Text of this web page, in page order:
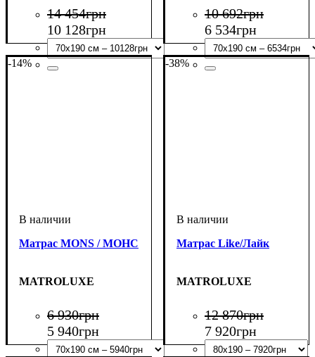
14 454грн
10 128грн
10 692грн
6 534грн
-14%
Матрас MONS / МОНС
MATROLUXE
6 930грн
5 940грн
-38%
Матрас Like/Лайк
MATROLUXE
12 870грн
7 920грн